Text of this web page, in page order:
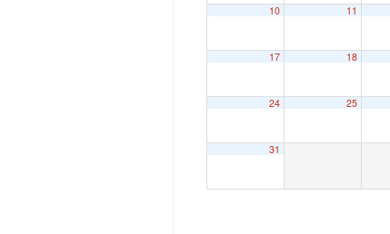
10 11
17 18
24 25
31